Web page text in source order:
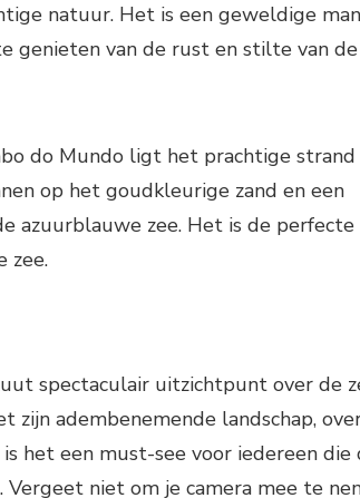
natuur. Het is een geweldige
genieten van de rust en stilte van
do Mundo ligt het prachtige strand
op het goudkleurige zand en een
azuurblauwe zee. Het is de
zee.
spectaculair uitzichtpunt over de
zijn adembenemende landschap,
het een must-see voor iedereen die
Vergeet niet om je camera mee te